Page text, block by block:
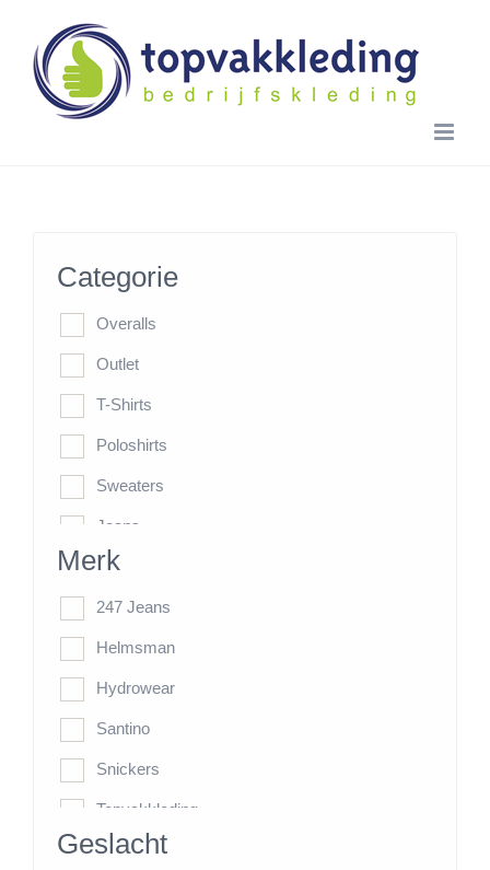
content
Categorie
Overalls
Outlet
T-Shirts
Poloshirts
Sweaters
Jeans
Werkbroeken
HiVis-Line
Jassen
Kasten
Overige items
Merk
247 Jeans
Helmsman
Hydrowear
Santino
Snickers
Topvakkleding
Tricorp
Geslacht